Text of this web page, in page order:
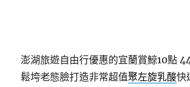
澎湖旅遊自由行優惠的宜蘭賞鯨10點
鬆垮老態臉打造非常超值聚左旋乳酸快